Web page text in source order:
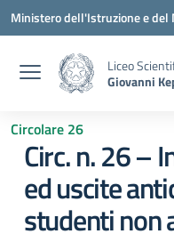
Vai ai contenuti
Vai al menu di navigazione
Vai al footer
Ministero dell'Istruzione e del
Liceo
Giovanni
Circolare 26
Circ. n. 26 –
ed uscite
studenti non